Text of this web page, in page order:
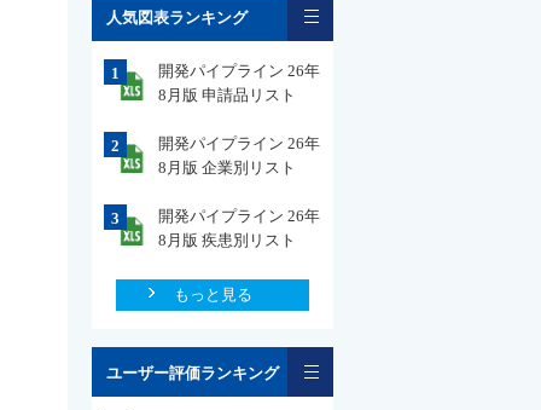
人気図表ランキング
1
開発パイプライン 26年
8月版 申請品リスト
2
開発パイプライン 26年
8月版 企業別リスト
3
開発パイプライン 26年
8月版 疾患別リスト
もっと見る
ユーザー評価ランキング